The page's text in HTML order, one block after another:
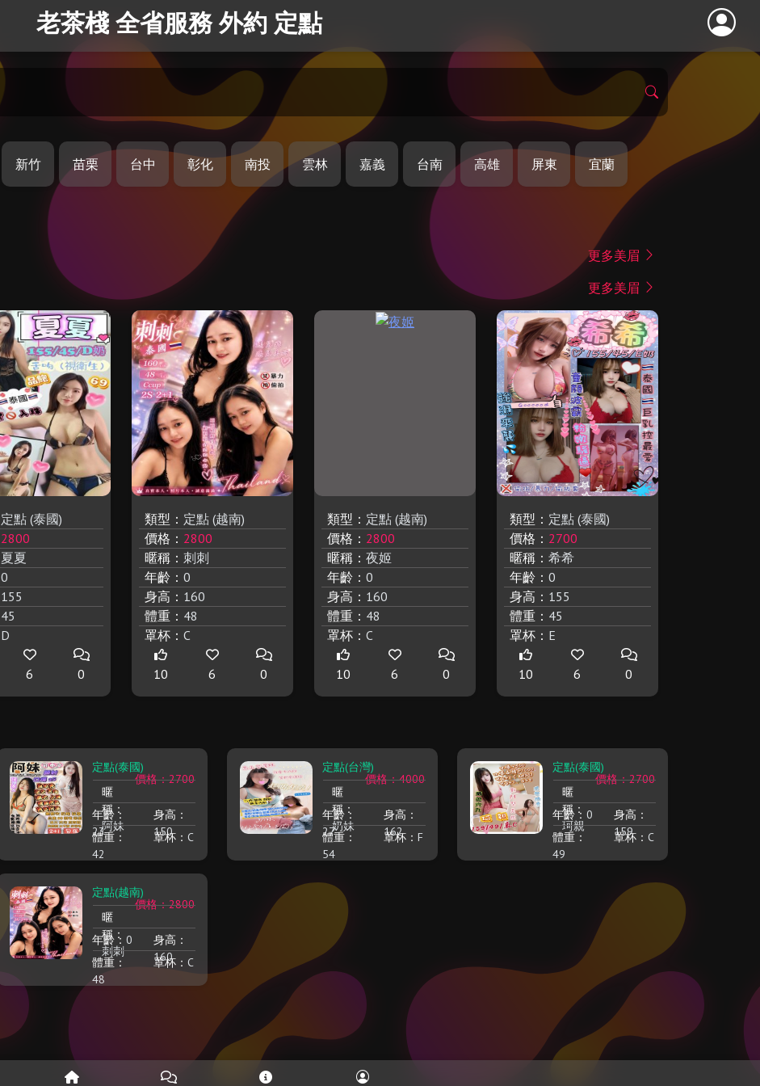
老茶棧 全省服務 外約 定點
新竹 苗栗 台中 彰化 南投 雲林 嘉義 台南 高雄 屏東 宜蘭
更多美眉
更多美眉
定點 (泰國)
2800
夏夏
0
155
45
D
6 0
類型： 定點 (越南)
價格： 2800
暱稱： 刺刺
年齡： 0
身高： 160
體重： 48
罩杯： C
10 6 0
類型： 定點 (越南)
價格： 2800
暱稱： 夜姬
年齡： 0
身高： 160
體重： 48
罩杯： C
10 6 0
類型： 定點 (泰國)
價格： 2700
暱稱： 希希
年齡： 0
身高： 155
體重： 45
罩杯： E
10 6 0
定點(泰國)
價格：2700
暱
稱：
阿妹
年齡：
23
身高：
150
體重：
42
罩杯： C
定點(台灣)
價格：4000
暱
稱：
奶妹
年齡：
27
身高：
162
體重：
54
罩杯： F
定點(泰國)
價格：2700
暱
稱：
珂親
年齡： 0
身高：
159
體重：
49
罩杯： C
定點(越南)
價格：2800
暱
稱：
刺刺
年齡： 0
身高：
160
體重：
48
罩杯： C